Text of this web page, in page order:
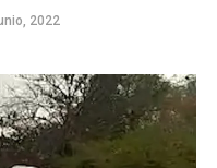
2022